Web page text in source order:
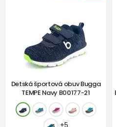
Detská športová obuv Bugga
TEMPE Navy B00177-21
+5